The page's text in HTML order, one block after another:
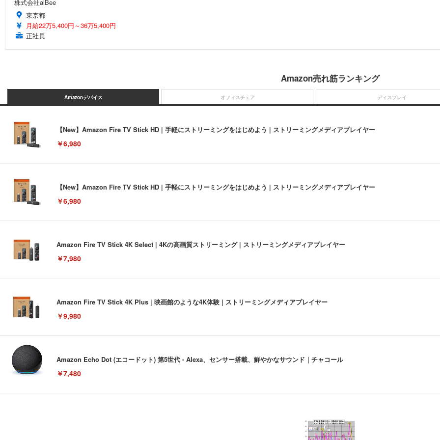
株式会社alBee
東京都
月給22万5,400円～36万5,400円
正社員
Amazon売れ筋ランキング
Amazonデバイス
【New】Amazon Fire TV Stick HD | 手軽にストリーミングをはじめよう | ストリーミングメディアプレイヤー
￥6,980
【New】Amazon Fire TV Stick HD | 手軽にストリーミングをはじめよう | ストリーミングメディアプレイヤー
￥6,980
Amazon Fire TV Stick 4K Select | 4Kの高画質ストリーミング | ストリーミングメディアプレイヤー
￥7,980
Amazon Fire TV Stick 4K Plus | 映画館のような4K体験 | ストリーミングメディアプレイヤー
￥9,980
Amazon Echo Dot (エコードット) 第5世代 - Alexa、センサー搭載、鮮やかなサウンド｜チャコール
￥7,480
オフィスチェア
[EdoErgo] オフィスチェア 椅子 テレワーク 疲れない 跳ね上げ式アームレスト コンパクト 約105度ロッキング pc 事務椅子 360度回
ディスプレイ
EIZO ビジネス向けプレミアムモニター | FlexScan EV3240X-WT | 31.5型4K UHD・USB Type-C・ホワイト
Amazonベーシック ペットシーツ 薄型 レギュラー 1回使い捨て 無香料 ホワイト 300枚